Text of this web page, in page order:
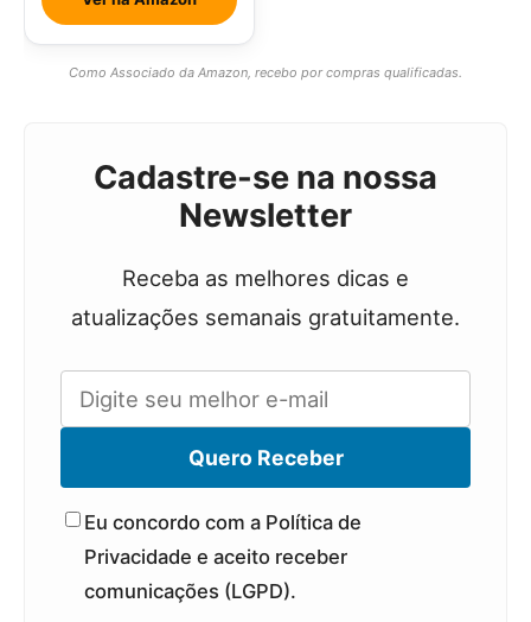
Como Associado da Amazon, recebo por compras qualificadas.
Cadastre-se na nossa
Newsletter
Receba as melhores dicas e
atualizações semanais gratuitamente.
Quero Receber
Eu concordo com a Política de
Privacidade e aceito receber
comunicações (LGPD).